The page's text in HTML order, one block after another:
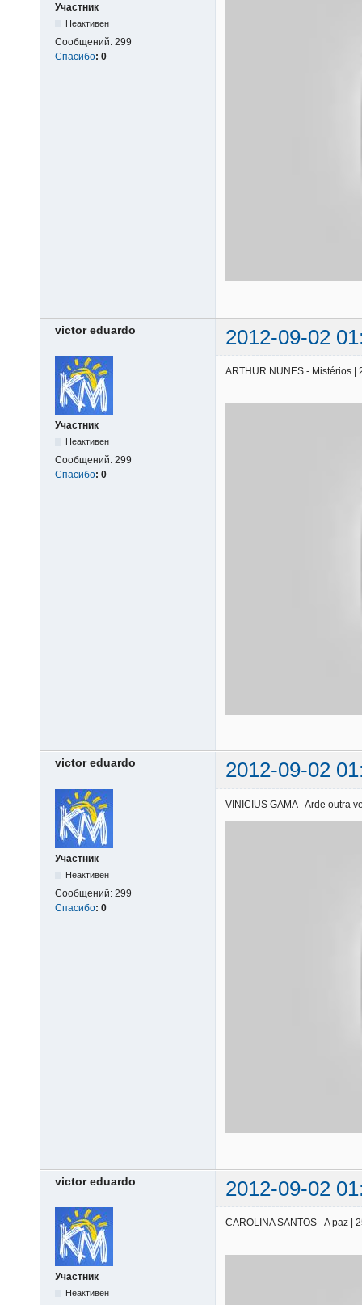
Участник
Неактивен
Сообщений: 299
Спасибо: 0
victor eduardo 2012-09-02
Участник
Неактивен
Сообщений: 299
Спасибо: 0
ARTHUR NUNES - Mistérios |
victor eduardo 2012-09-02
Участник
Неактивен
Сообщений: 299
Спасибо: 0
VINICIUS GAMA - Arde outra
victor eduardo 2012-09-02
Участник
Неактивен
CAROLINA SANTOS - A paz |